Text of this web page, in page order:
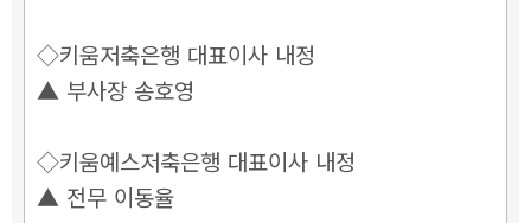
◇키움저축은행 대표이사 내정
▲ 부사장 송호영
◇키움예스저축은행 대표이사 내정
▲ 전무 이동율